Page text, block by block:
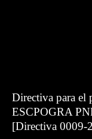
Directiva para el
ESCPOGRA
[Directiva 0009-